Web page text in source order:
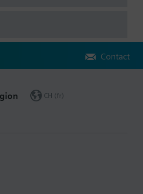
Contact
CH (fr)